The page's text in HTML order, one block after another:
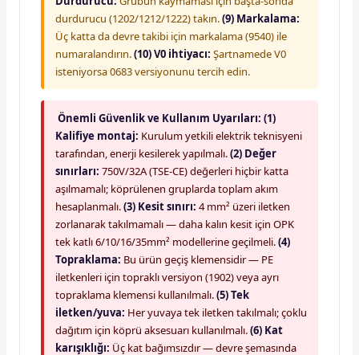
durdurucu (1202/1212/1222) takın.(9) Markalama:
Üç katta da devre takibi için markalama (9540) ile
numaralandırın.(10) V0 ihtiyacı: Şartnamede V0
isteniyorsa 0683 versiyonunu tercih edin.
Önemli Güvenlik ve Kullanım Uyarıları: (1)
Kalifiye montaj: Kurulum yetkili elektrik teknisyeni
tarafından, enerji kesilerek yapılmalı.(2) Değer
sınırları: 750V/32A (TSE-CE) değerleri hiçbir katta
aşılmamalı; köprülenen gruplarda toplam akım
hesaplanmalı.(3) Kesit sınırı: 4 mm² üzeri iletken
zorlanarak takılmamalı — daha kalın kesit için OPK
tek katlı 6/10/16/35mm² modellerine geçilmeli.(4)
Topraklama: Bu ürün geçiş klemensidir — PE
iletkenleri için topraklı versiyon (1902) veya ayrı
topraklama klemensi kullanılmalı.(5) Tek
iletken/yuva: Her yuvaya tek iletken takılmalı; çoklu
dağıtım için köprü aksesuarı kullanılmalı.(6) Kat
karışıklığı: Üç kat bağımsızdır — devre şemasında